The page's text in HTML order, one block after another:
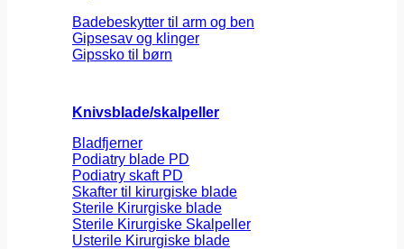
Badebeskytter til arm og ben
Gipsesav og klinger
Gipssko til børn
Knivsblade/skalpeller
Bladfjerner
Podiatry blade PD
Podiatry skaft PD
Skafter til kirurgiske blade
Sterile Kirurgiske blade
Sterile Kirurgiske Skalpeller
Usterile Kirurgiske blade